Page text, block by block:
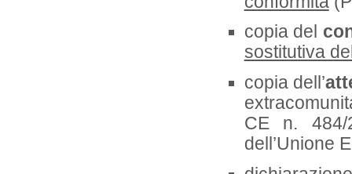
copia del
sostitutiva
copia dell’
CE n. 484/
dell’Unione